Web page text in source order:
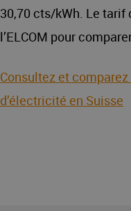
30,70 cts/kWh. Le
l’ELCOM pour
Consultez et
d’électricité en Suisse